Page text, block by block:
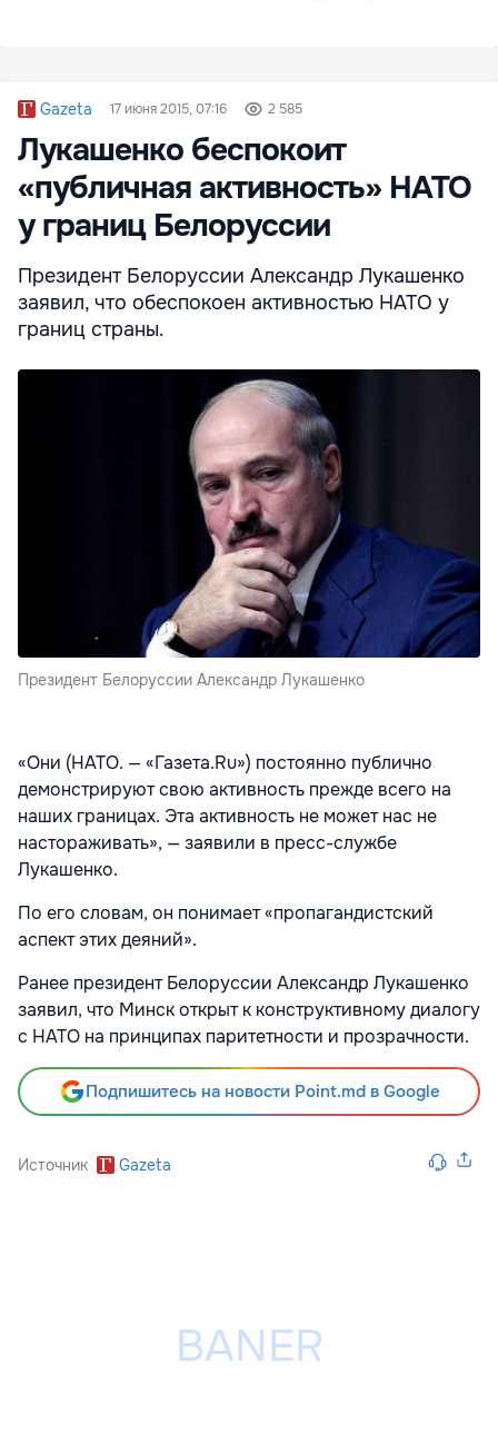
Gazeta 17 июня 2015, 07:16 2 585
Лукашенко беспокоит
«публичная активность» НАТО
у границ Белоруссии
Президент Белоруссии Александр Лукашенко
заявил, что обеспокоен активностью НАТО у
границ страны.
Президент Белоруссии Александр Лукашенко
«Они (НАТО. — «Газета.Ru») постоянно публично
демонстрируют свою активность прежде всего на
наших границах. Эта активность не может нас не
настораживать», — заявили в пресс-службе
Лукашенко.
По его словам, он понимает «пропагандистский
аспект этих деяний».
Ранее президент Белоруссии Александр Лукашенко
заявил, что Минск открыт к конструктивному диалогу
с НАТО на принципах паритетности и прозрачности.
Подпишитесь на новости Point.md в Google
Источник Gazeta